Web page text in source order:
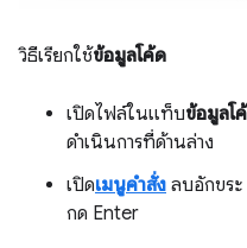
วิธีเรียกใช้ข้อมูลโค้ด
เปิดไฟล์ในแท็บข้อมูลโ
ดำเนินการที่ด้านล่าง
เปิดเมนูคำสั่ง ลบอักขระ
กด Enter